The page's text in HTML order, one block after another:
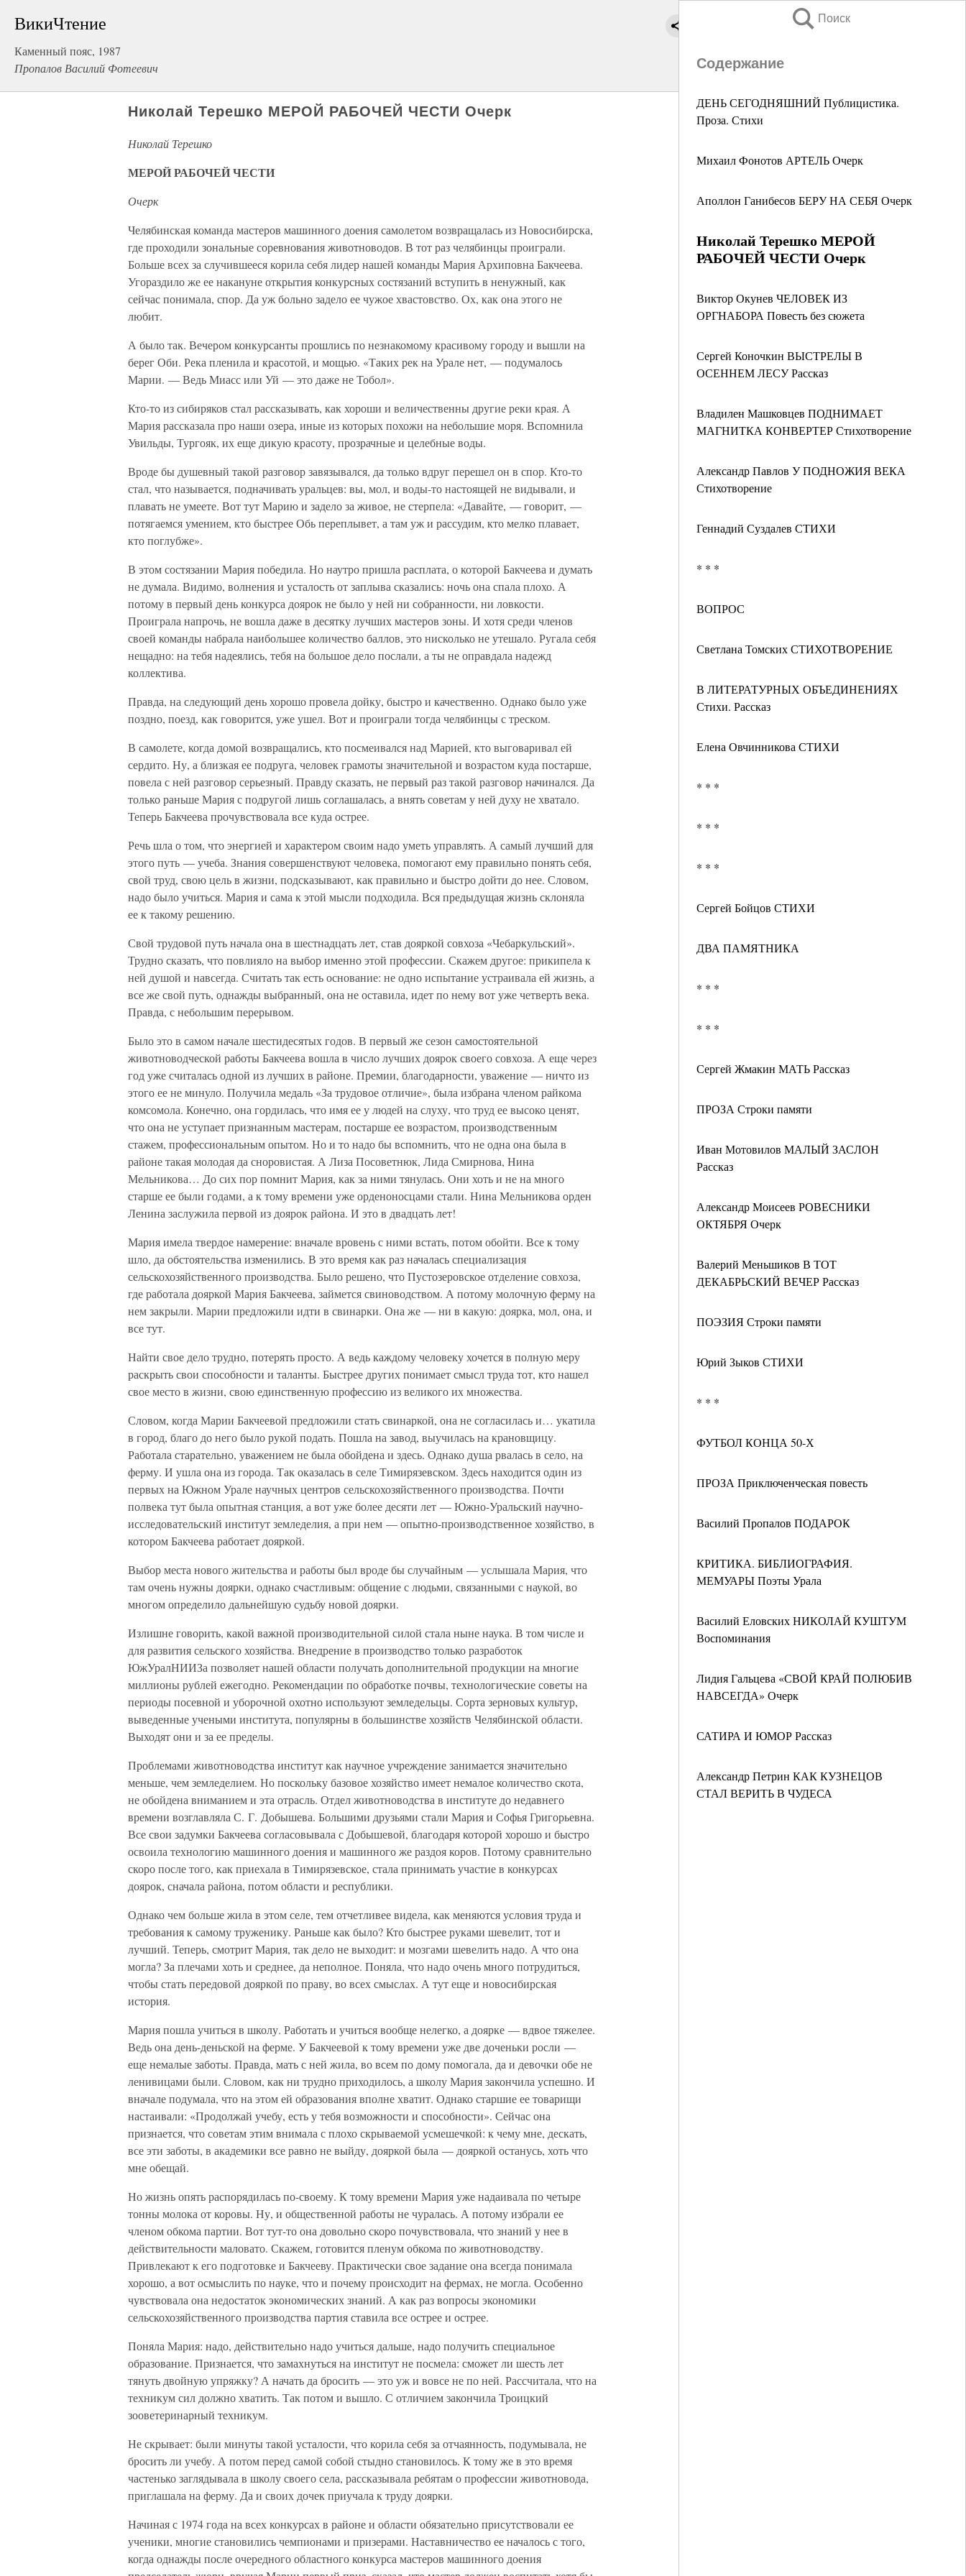
ВикиЧтение
Каменный пояс, 1987
Пропалов Василий Фотеевич
Поиск
Содержание
ДЕНЬ СЕГОДНЯШНИЙ Публицистика.
Проза. Стихи
Михаил Фонотов АРТЕЛЬ Очерк
Аполлон Ганибесов БЕРУ НА СЕБЯ Очерк
Николай Терешко МЕРОЙ
РАБОЧЕЙ ЧЕСТИ Очерк
Виктор Окунев ЧЕЛОВЕК ИЗ
ОРГНАБОРА Повесть без сюжета
Сергей Коночкин ВЫСТРЕЛЫ В
ОСЕННЕМ ЛЕСУ Рассказ
Владилен Машковцев ПОДНИМАЕТ
МАГНИТКА КОНВЕРТЕР Стихотворение
Александр Павлов У ПОДНОЖИЯ ВЕКА
Стихотворение
Геннадий Суздалев СТИХИ
* * *
ВОПРОС
Светлана Томских СТИХОТВОРЕНИЕ
В ЛИТЕРАТУРНЫХ ОБЪЕДИНЕНИЯХ
Стихи. Рассказ
Елена Овчинникова СТИХИ
* * *
* * *
* * *
Сергей Бойцов СТИХИ
ДВА ПАМЯТНИКА
* * *
* * *
Сергей Жмакин МАТЬ Рассказ
ПРОЗА Строки памяти
Иван Мотовилов МАЛЫЙ ЗАСЛОН
Рассказ
Александр Моисеев РОВЕСНИКИ
ОКТЯБРЯ Очерк
Валерий Меньшиков В ТОТ
ДЕКАБРЬСКИЙ ВЕЧЕР Рассказ
ПОЭЗИЯ Строки памяти
Юрий Зыков СТИХИ
* * *
ФУТБОЛ КОНЦА 50-Х
ПРОЗА Приключенческая повесть
Василий Пропалов ПОДАРОК
КРИТИКА. БИБЛИОГРАФИЯ.
МЕМУАРЫ Поэты Урала
Василий Еловских НИКОЛАЙ КУШТУМ
Воспоминания
Лидия Гальцева «СВОЙ КРАЙ ПОЛЮБИВ
НАВСЕГДА» Очерк
САТИРА И ЮМОР Рассказ
Александр Петрин КАК КУЗНЕЦОВ
СТАЛ ВЕРИТЬ В ЧУДЕСА
Николай Терешко МЕРОЙ РАБОЧЕЙ ЧЕСТИ Очерк
Николай Терешко
МЕРОЙ РАБОЧЕЙ ЧЕСТИ
Очерк
Челябинская команда мастеров машинного доения самолетом возвращалась из Новосибирска,
где проходили зональные соревнования животноводов. В тот раз челябинцы проиграли.
Больше всех за случившееся корила себя лидер нашей команды Мария Архиповна Бакчеева.
Угораздило же ее накануне открытия конкурсных состязаний вступить в ненужный, как
сейчас понимала, спор. Да уж больно задело ее чужое хвастовство. Ох, как она этого не
любит.
А было так. Вечером конкурсанты прошлись по незнакомому красивому городу и вышли на
берег Оби. Река пленила и красотой, и мощью. «Таких рек на Урале нет, — подумалось
Марии. — Ведь Миасс или Уй — это даже не Тобол».
Кто-то из сибиряков стал рассказывать, как хороши и величественны другие реки края. А
Мария рассказала про наши озера, иные из которых похожи на небольшие моря. Вспомнила
Увильды, Тургояк, их еще дикую красоту, прозрачные и целебные воды.
Вроде бы душевный такой разговор завязывался, да только вдруг перешел он в спор. Кто-то
стал, что называется, подначивать уральцев: вы, мол, и воды-то настоящей не видывали, и
плавать не умеете. Вот тут Марию и задело за живое, не стерпела: «Давайте, — говорит, —
потягаемся умением, кто быстрее Обь переплывет, а там уж и рассудим, кто мелко плавает,
кто поглубже».
В этом состязании Мария победила. Но наутро пришла расплата, о которой Бакчеева и думать
не думала. Видимо, волнения и усталость от заплыва сказались: ночь она спала плохо. А
потому в первый день конкурса доярок не было у ней ни собранности, ни ловкости.
Проиграла напрочь, не вошла даже в десятку лучших мастеров зоны. И хотя среди членов
своей команды набрала наибольшее количество баллов, это нисколько не утешало. Ругала себя
нещадно: на тебя надеялись, тебя на большое дело послали, а ты не оправдала надежд
коллектива.
Правда, на следующий день хорошо провела дойку, быстро и качественно. Однако было уже
поздно, поезд, как говорится, уже ушел. Вот и проиграли тогда челябинцы с треском.
В самолете, когда домой возвращались, кто посмеивался над Марией, кто выговаривал ей
сердито. Ну, а близкая ее подруга, человек грамоты значительной и возрастом куда постарше,
повела с ней разговор серьезный. Правду сказать, не первый раз такой разговор начинался. Да
только раньше Мария с подругой лишь соглашалась, а внять советам у ней духу не хватало.
Теперь Бакчеева прочувствовала все куда острее.
Речь шла о том, что энергией и характером своим надо уметь управлять. А самый лучший для
этого путь — учеба. Знания совершенствуют человека, помогают ему правильно понять себя,
свой труд, свою цель в жизни, подсказывают, как правильно и быстро дойти до нее. Словом,
надо было учиться. Мария и сама к этой мысли подходила. Вся предыдущая жизнь склоняла
ее к такому решению.
Свой трудовой путь начала она в шестнадцать лет, став дояркой совхоза «Чебаркульский».
Трудно сказать, что повлияло на выбор именно этой профессии. Скажем другое: прикипела к
ней душой и навсегда. Считать так есть основание: не одно испытание устраивала ей жизнь, а
все же свой путь, однажды выбранный, она не оставила, идет по нему вот уже четверть века.
Правда, с небольшим перерывом.
Было это в самом начале шестидесятых годов. В первый же сезон самостоятельной
животноводческой работы Бакчеева вошла в число лучших доярок своего совхоза. А еще через
год уже считалась одной из лучших в районе. Премии, благодарности, уважение — ничто из
этого ее не минуло. Получила медаль «За трудовое отличие», была избрана членом райкома
комсомола. Конечно, она гордилась, что имя ее у людей на слуху, что труд ее высоко ценят,
что она не уступает признанным мастерам, постарше ее возрастом, производственным
стажем, профессиональным опытом. Но и то надо бы вспомнить, что не одна она была в
районе такая молодая да сноровистая. А Лиза Посоветнюк, Лида Смирнова, Нина
Мельникова… До сих пор помнит Мария, как за ними тянулась. Они хоть и не на много
старше ее были годами, а к тому времени уже орденоносцами стали. Нина Мельникова орден
Ленина заслужила первой из доярок района. И это в двадцать лет!
Мария имела твердое намерение: вначале вровень с ними встать, потом обойти. Все к тому
шло, да обстоятельства изменились. В это время как раз началась специализация
сельскохозяйственного производства. Было решено, что Пустозеровское отделение совхоза,
где работала дояркой Мария Бакчеева, займется свиноводством. А потому молочную ферму на
нем закрыли. Марии предложили идти в свинарки. Она же — ни в какую: доярка, мол, она, и
все тут.
Найти свое дело трудно, потерять просто. А ведь каждому человеку хочется в полную меру
раскрыть свои способности и таланты. Быстрее других понимает смысл труда тот, кто нашел
свое место в жизни, свою единственную профессию из великого их множества.
Словом, когда Марии Бакчеевой предложили стать свинаркой, она не согласилась и… укатила
в город, благо до него было рукой подать. Пошла на завод, выучилась на крановщицу.
Работала старательно, уважением не была обойдена и здесь. Однако душа рвалась в село, на
ферму. И ушла она из города. Так оказалась в селе Тимирязевском. Здесь находится один из
первых на Южном Урале научных центров сельскохозяйственного производства. Почти
полвека тут была опытная станция, а вот уже более десяти лет — Южно-Уральский научно-
исследовательский институт земледелия, а при нем — опытно-производственное хозяйство, в
котором Бакчеева работает дояркой.
Выбор места нового жительства и работы был вроде бы случайным — услышала Мария, что
там очень нужны доярки, однако счастливым: общение с людьми, связанными с наукой, во
многом определило дальнейшую судьбу новой доярки.
Излишне говорить, какой важной производительной силой стала ныне наука. В том числе и
для развития сельского хозяйства. Внедрение в производство только разработок
ЮжУралНИИЗа позволяет нашей области получать дополнительной продукции на многие
миллионы рублей ежегодно. Рекомендации по обработке почвы, технологические советы на
периоды посевной и уборочной охотно используют земледельцы. Сорта зерновых культур,
выведенные учеными института, популярны в большинстве хозяйств Челябинской области.
Выходят они и за ее пределы.
Проблемами животноводства институт как научное учреждение занимается значительно
меньше, чем земледелием. Но поскольку базовое хозяйство имеет немалое количество скота,
не обойдена вниманием и эта отрасль. Отдел животноводства в институте до недавнего
времени возглавляла С. Г. Добышева. Большими друзьями стали Мария и Софья Григорьевна.
Все свои задумки Бакчеева согласовывала с Добышевой, благодаря которой хорошо и быстро
освоила технологию машинного доения и машинного же раздоя коров. Потому сравнительно
скоро после того, как приехала в Тимирязевское, стала принимать участие в конкурсах
доярок, сначала района, потом области и республики.
Однако чем больше жила в этом селе, тем отчетливее видела, как меняются условия труда и
требования к самому труженику. Раньше как было? Кто быстрее руками шевелит, тот и
лучший. Теперь, смотрит Мария, так дело не выходит: и мозгами шевелить надо. А что она
могла? За плечами хоть и среднее, да неполное. Поняла, что надо очень много потрудиться,
чтобы стать передовой дояркой по праву, во всех смыслах. А тут еще и новосибирская
история.
Мария пошла учиться в школу. Работать и учиться вообще нелегко, а доярке — вдвое тяжелее.
Ведь она день-деньской на ферме. У Бакчеевой к тому времени уже две доченьки росли —
еще немалые заботы. Правда, мать с ней жила, во всем по дому помогала, да и девочки обе не
ленивицами были. Словом, как ни трудно приходилось, а школу Мария закончила успешно. И
вначале подумала, что на этом ей образования вполне хватит. Однако старшие ее товарищи
настаивали: «Продолжай учебу, есть у тебя возможности и способности». Сейчас она
признается, что советам этим внимала с плохо скрываемой усмешечкой: к чему мне, дескать,
все эти заботы, в академики все равно не выйду, дояркой была — дояркой останусь, хоть что
мне обещай.
Но жизнь опять распорядилась по-своему. К тому времени Мария уже надаивала по четыре
тонны молока от коровы. Ну, и общественной работы не чуралась. А потому избрали ее
членом обкома партии. Вот тут-то она довольно скоро почувствовала, что знаний у нее в
действительности маловато. Скажем, готовится пленум обкома по животноводству.
Привлекают к его подготовке и Бакчееву. Практически свое задание она всегда понимала
хорошо, а вот осмыслить по науке, что и почему происходит на фермах, не могла. Особенно
чувствовала она недостаток экономических знаний. А как раз вопросы экономики
сельскохозяйственного производства партия ставила все острее и острее.
Поняла Мария: надо, действительно надо учиться дальше, надо получить специальное
образование. Признается, что замахнуться на институт не посмела: сможет ли шесть лет
тянуть двойную упряжку? А начать да бросить — это уж и вовсе не по ней. Рассчитала, что на
техникум сил должно хватить. Так потом и вышло. С отличием закончила Троицкий
зооветеринарный техникум.
Не скрывает: были минуты такой усталости, что корила себя за отчаянность, подумывала, не
бросить ли учебу. А потом перед самой собой стыдно становилось. К тому же в это время
частенько заглядывала в школу своего села, рассказывала ребятам о профессии животновода,
приглашала на ферму. Да и своих дочек приучала к труду доярки.
Начиная с 1974 года на всех конкурсах в районе и области обязательно присутствовали ее
ученики, многие становились чемпионами и призерами. Наставничество ее началось с того,
когда однажды после очередного областного конкурса мастеров машинного доения